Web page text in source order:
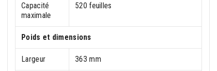
Capacité
maximale
520 feuilles
Poids et dimensions
Largeur 363 mm